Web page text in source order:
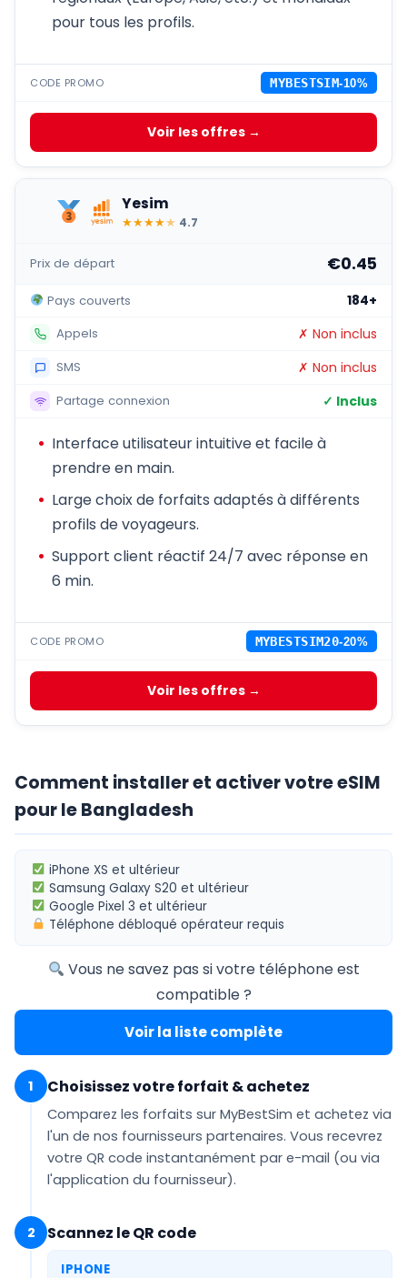
pour tous les profils.
CODE PROMO MYBESTSIM-10%
Voir les offres →
Yesim
★★★★★ 4.7
Prix de départ €0.45
Pays couverts 184+
Appels ✗ Non inclus
SMS ✗ Non inclus
Partage connexion ✓ Inclus
Interface utilisateur intuitive et facile à
prendre en main.
Large choix de forfaits adaptés à différents
profils de voyageurs.
Support client réactif 24/7 avec réponse en
6 min.
CODE PROMO MYBESTSIM20-20%
Voir les offres →
Comment installer et activer votre eSIM
pour le Bangladesh
iPhone XS et ultérieur
Samsung Galaxy S20 et ultérieur
Google Pixel 3 et ultérieur
Téléphonedébloqué opérateur requis
Vous ne savez pas si votre téléphone est
compatible ?
Voir la liste complète
1 Choisissez votre forfait & achetez
Comparez les forfaits sur MyBestSim et achetez via
l'un de nos fournisseurs partenaires. Vous recevrez
votre QR code instantanément par e-mail (ou via
l'application du fournisseur).
2 Scannez le QR code
IPHONE